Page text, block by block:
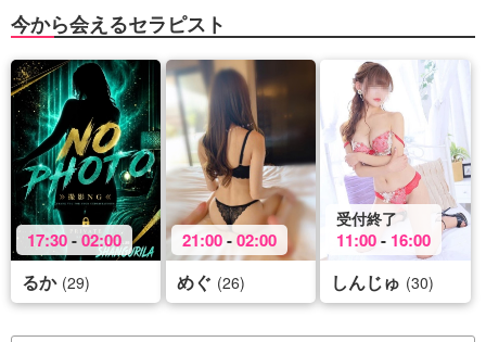
今から会えるセラピスト
17:30-02:00
るか (29)
21:00-02:00
めぐ (26)
受付終了
11:00- 16:00
しんじゅ (30)